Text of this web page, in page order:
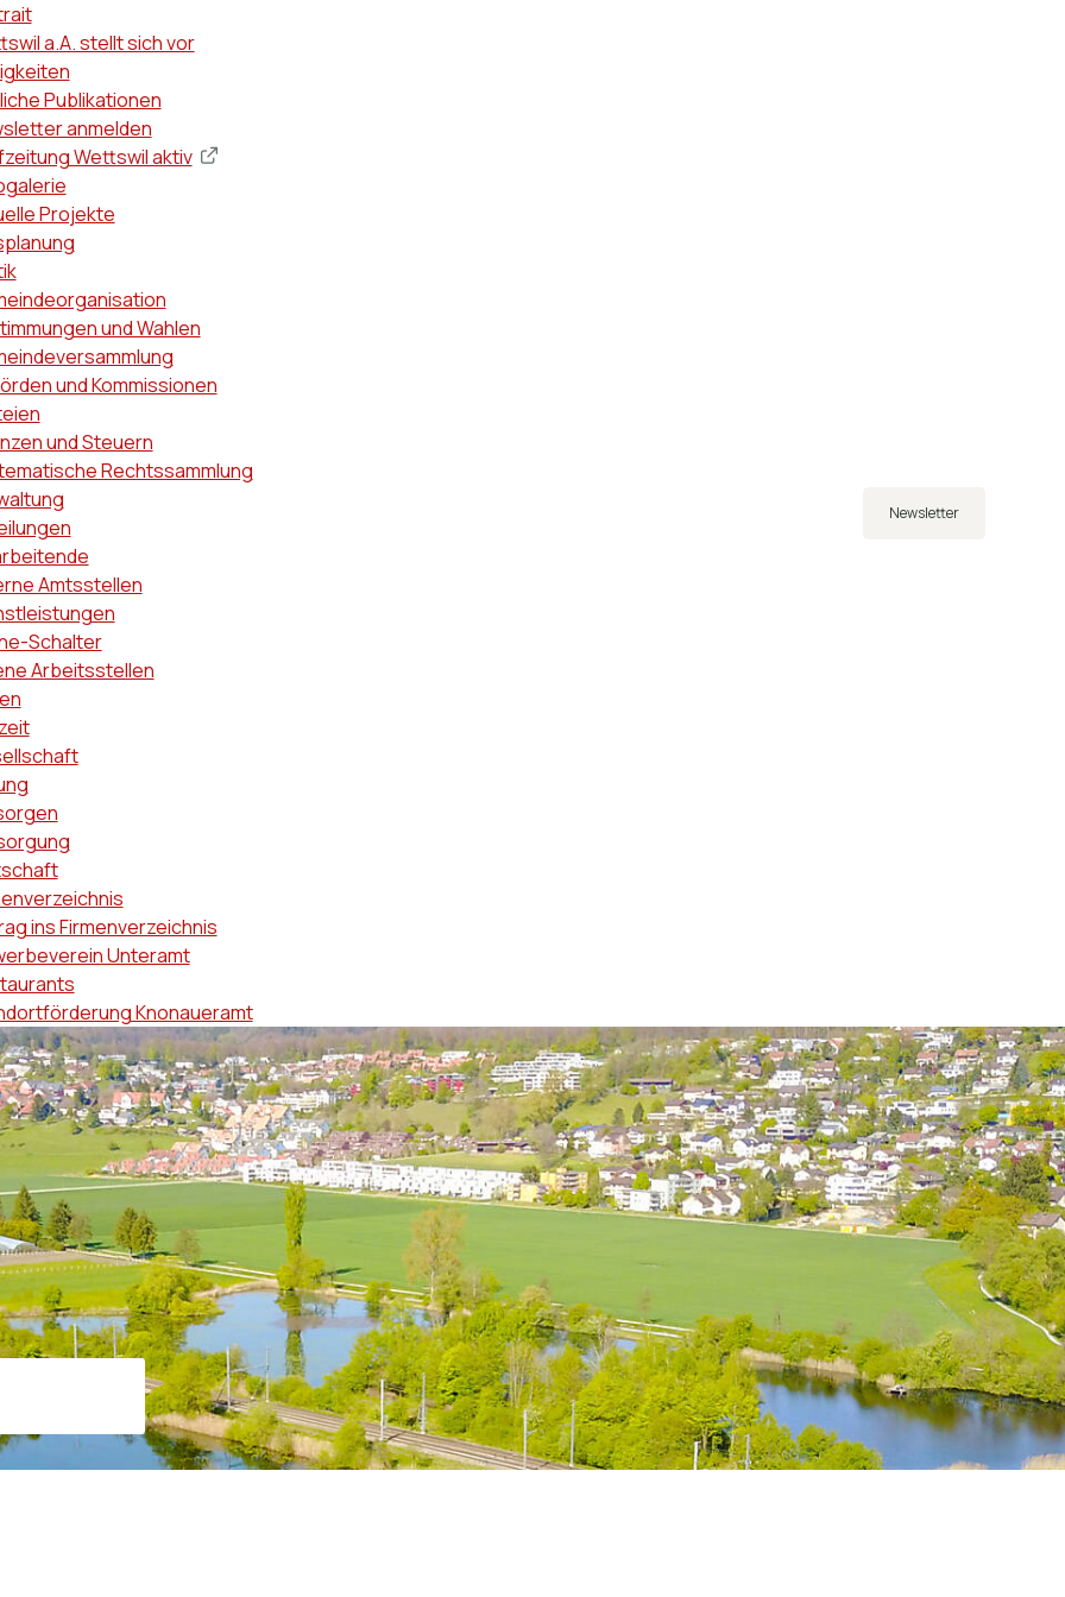
a.A. stellt sich vor
Publikationen
anmelden
Wettswil aktiv
Projekte
und Wahlen
und Kommissionen
und Steuern
Rechtssammlung
Amtsstellen
Schalter
Arbeitsstellen
ins Firmenverzeichnis
Unteramt
Knonaueramt
Newsletter
Suche starten